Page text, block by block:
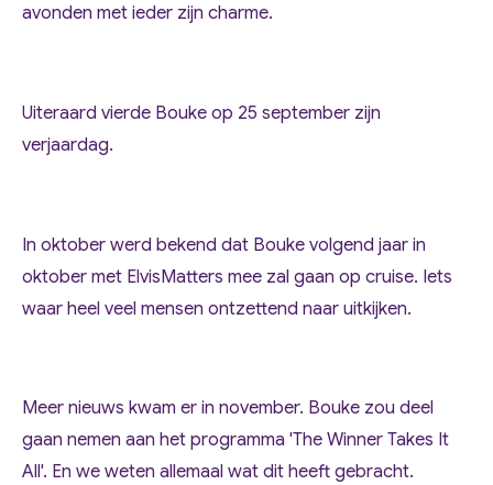
avonden met ieder zijn charme.
Uiteraard vierde Bouke op 25 september zijn
verjaardag.
In oktober werd bekend dat Bouke volgend jaar in
oktober met ElvisMatters mee zal gaan op cruise. Iets
waar heel veel mensen ontzettend naar uitkijken.
Meer nieuws kwam er in november. Bouke zou deel
gaan nemen aan het programma 'The Winner Takes It
All'. En we weten allemaal wat dit heeft gebracht.